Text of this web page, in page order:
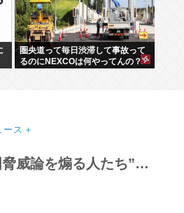
圏央道って毎日渋滞して事故って
るのにNEXCOは何やってんの？
ス＋
威論を煽る人たち”…